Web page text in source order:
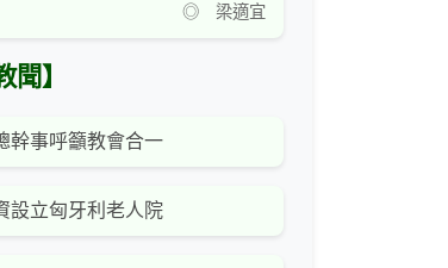
◎ 梁適宜
聞】
幹事呼籲教會合一
設立匈牙利老人院